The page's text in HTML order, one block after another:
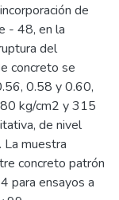
de
- 48, en la
del
concreto se
0.58 y 0.60,
kg/cm2 y 315
de nivel
La muestra
concreto patrón
para ensayos a